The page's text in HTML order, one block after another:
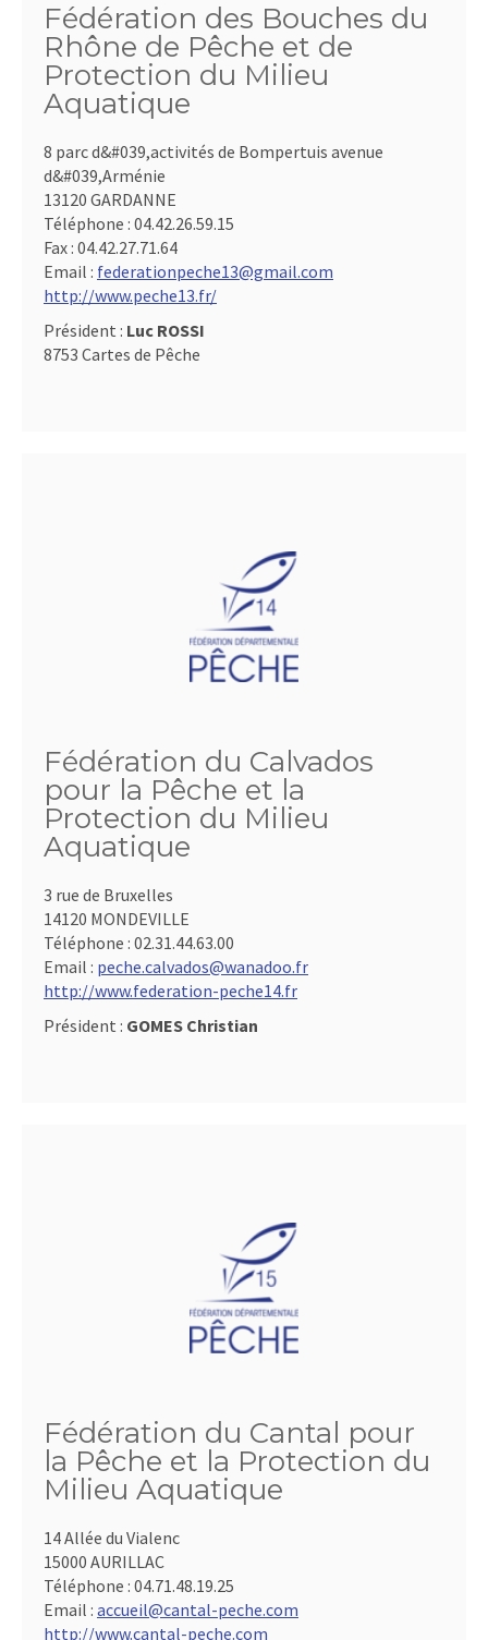
Fédération des Bouches du
Rhône de Pêche et de
Protection du Milieu
Aquatique
8 parc d&#039,activités de Bompertuis avenue
d&#039,Arménie
13120 GARDANNE
Téléphone : 04.42.26.59.15
Fax : 04.42.27.71.64
Email : federationpeche13@gmail.com
http://www.peche13.fr/
Président : Luc ROSSI
8753 Cartes de Pêche
Fédération du Calvados
pour la Pêche et la
Protection du Milieu
Aquatique
3 rue de Bruxelles
14120 MONDEVILLE
Téléphone : 02.31.44.63.00
Email : peche.calvados@wanadoo.fr
http://www.federation-peche14.fr
Président : GOMES Christian
Fédération du Cantal pour
la Pêche et la Protection du
Milieu Aquatique
14 Allée du Vialenc
15000 AURILLAC
Téléphone : 04.71.48.19.25
Email : accueil@cantal-peche.com
http://www.cantal-peche.com